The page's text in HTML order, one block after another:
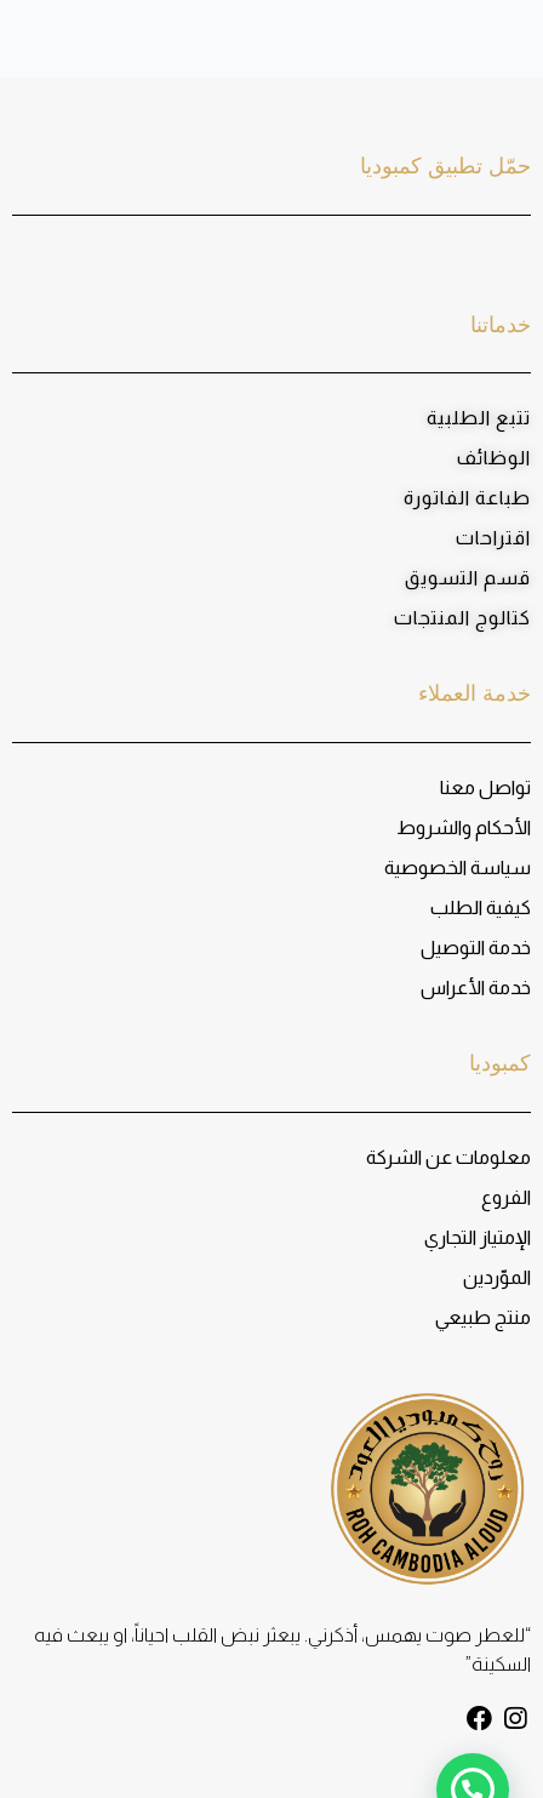
“للعطر صوت يهمس، أذكرني. يبعثر نبض القلب احياناً، او يبعث فيه
السكينة”
I
s
t
F
c
e
كمبوديا
معلومات عن الشركة
الفروع
الإمتياز التجاري
الموّردين
منتج طبيعي
خدمة العملاء
تواصل معنا
الأحكام والشروط
سياسة الخصوصية
كيفية الطلب
خدمة التوصيل
خدمة الأعراس
خدماتنا
تتبع الطلبية
الوظائف
طباعة الفاتورة
اقتراحات
قسم التسويق
كتالوج المنتجات
حمّل تطبيق كمبوديا